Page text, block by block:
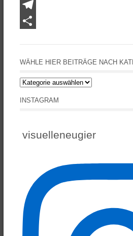
WhatsApp
Telegram
WÄHLE HIER BEITRÄGE NACH
Wähle
Beiträge
INSTAGRAM
visuelleneugier